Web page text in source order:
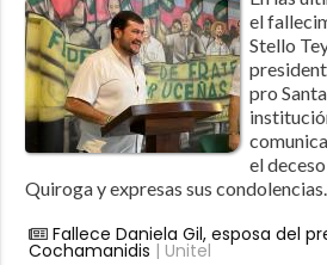
el
Stello
pro
el
Quiroga y expresas sus
Fallece Daniela Gil, esposa del
Cochamanidis | Unitel